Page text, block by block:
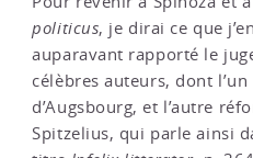
politicus, je dirai ce que
auparavant rapporté le
célèbres auteurs, dont
d’Augsbourg, et l’autre
Spitzelius, qui parle ainsi